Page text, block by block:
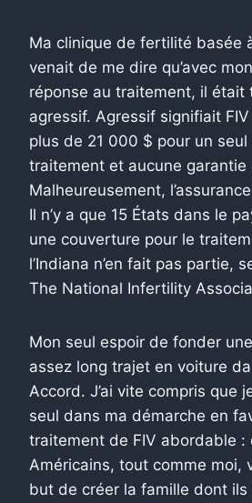
Ma clinique de fertilité basée
venait de me dire qu’avec
réponse au traitement, il était
agressif. Agressif signifiait
plus de 21 000 $ pour un seul
traitement et aucune garantie
Malheureusement,
Il n’y a que 15 États dans le
une couverture pour le
l’Indiana n’en fait pas partie,
The National Infertility
Mon seul espoir de fonder
assez long trajet en voiture
Accord. J’ai vite compris que
seul dans ma démarche en
traitement de FIV abordable :
Américains, tout comme moi,
but de créer la famille dont ils